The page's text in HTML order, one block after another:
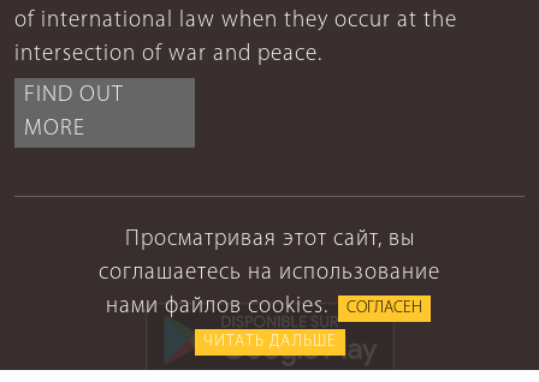
Просматривая этот сайт, вы
соглашаетесь на использование
нами файлов cookies.
СОГЛАСЕН
ЧИТАТЬ ДАЛЬШЕ
of international law when they occur at the
intersection of war and peace.
FIND OUT
MORE